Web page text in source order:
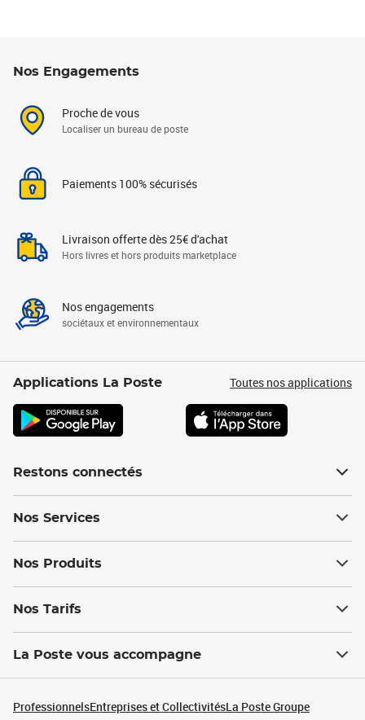
Nos Engagements
Proche de vous
Localiser un bureau de poste
Paiements 100% sécurisés
Livraison offerte dès 25€ d'achat
Hors livres et hors produits marketplace
Nos engagements
sociétaux et environnementaux
Applications La Poste Toutes nos applications
Restons connectés
Nos Services
Nos Produits
Nos Tarifs
La Poste vous accompagne
ProfessionnelsEntreprises et CollectivitésLa Poste Groupe